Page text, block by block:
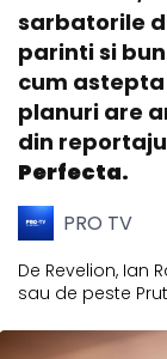
sarbatorile
parinti si
cum
planuri are
din
Perfecta.
PRO TV
De Revelion, Ian
sau de peste